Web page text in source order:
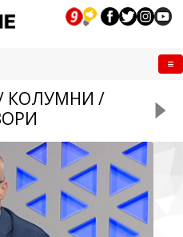
/ КОЛУМНИ /